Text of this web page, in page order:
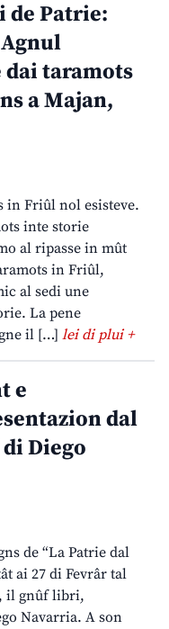
Patrie:
dai taramots
a Majan,
in Friûl nol esisteve.
inte storie
al ripasse in mût
in Friûl,
al sedi une
La pene
il […] lei di plui +
e
dal
Diego
de “La Patrie dal
ai 27 di Fevrâr tal
il gnûf libri,
Navarria. A son